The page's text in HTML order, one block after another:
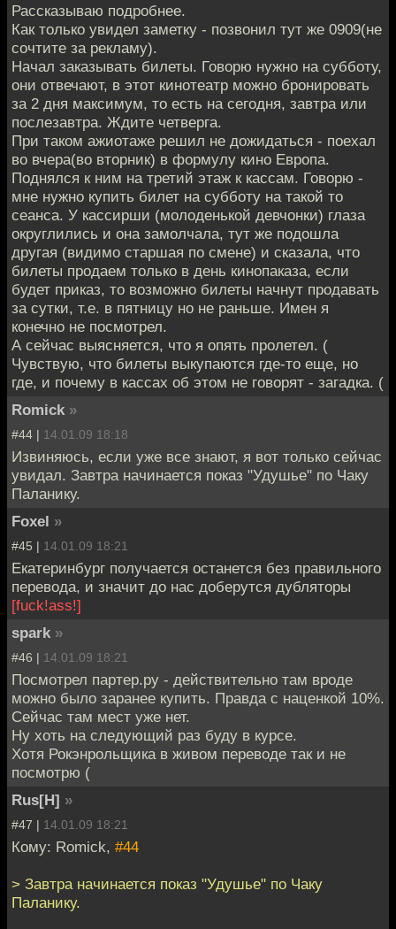
Рассказываю подробнее.
Как только увидел заметку - позвонил тут же 0909(не
сочтите за рекламу).
Начал заказывать билеты. Говорю нужно на субботу,
они отвечают, в этот кинотеатр можно бронировать
за 2 дня максимум, то есть на сегодня, завтра или
послезавтра. Ждите четверга.
При таком ажиотаже решил не дожидаться - поехал
во вчера(во вторник) в формулу кино Европа.
Поднялся к ним на третий этаж к кассам. Говорю -
мне нужно купить билет на субботу на такой то
сеанса. У кассирши (молоденькой девчонки) глаза
округлились и она замолчала, тут же подошла
другая (видимо старшая по смене) и сказала, что
билеты продаем только в день кинопаказа, если
будет приказ, то возможно билеты начнут продавать
за сутки, т.е. в пятницу но не раньше. Имен я
конечно не посмотрел.
А сейчас выясняется, что я опять пролетел. (
Чувствую, что билеты выкупаются где-то еще, но
где, и почему в кассах об этом не говорят - загадка. (
Romick »
#44 | 14.01.09 18:18
Извиняюсь, если уже все знают, я вот только сейчас
увидал. Завтра начинается показ "Удушье" по Чаку
Паланику.
Foxel »
#45 | 14.01.09 18:21
Екатеринбург получается останется без правильного
перевода, и значит до нас доберутся дубляторы
[fuck!ass!]
spark »
#46 | 14.01.09 18:21
Посмотрел партер.ру - действительно там вроде
можно было заранее купить. Правда с наценкой 10%.
Сейчас там мест уже нет.
Ну хоть на следующий раз буду в курсе.
Хотя Рокэнрольщика в живом переводе так и не
посмотрю (
Rus[H] »
#47 | 14.01.09 18:21
Кому: Romick, #44
> Завтра начинается показ "Удушье" по Чаку
Паланику.